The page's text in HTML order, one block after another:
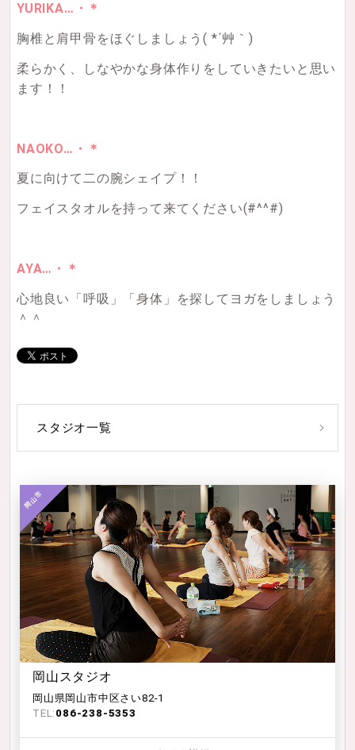
YURIKA…・＊
胸椎と肩甲骨をほぐしましょう( *´艸｀)
柔らかく、しなやかな身体作りをしていきたいと思い
ます！！
NAOKO…・＊
夏に向けて二の腕シェイプ！！
フェイスタオルを持って来てください(#^^#)
AYA…・＊
心地良い「呼吸」「身体」を探してヨガをしましょう
＾＾
スタジオ一覧
岡山スタジオ
岡山県岡山市中区さい82-1
TEL: 086-238-5353